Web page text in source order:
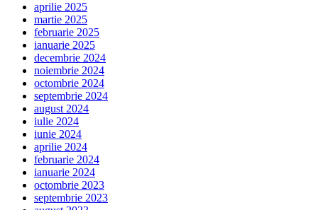
aprilie 2025
martie 2025
februarie 2025
ianuarie 2025
decembrie 2024
noiembrie 2024
octombrie 2024
septembrie 2024
august 2024
iulie 2024
iunie 2024
aprilie 2024
februarie 2024
ianuarie 2024
octombrie 2023
septembrie 2023